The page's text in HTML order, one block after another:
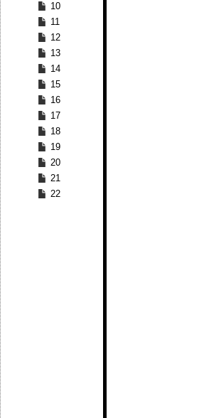
10
11
12
13
14
15
16
17
18
19
20
21
22